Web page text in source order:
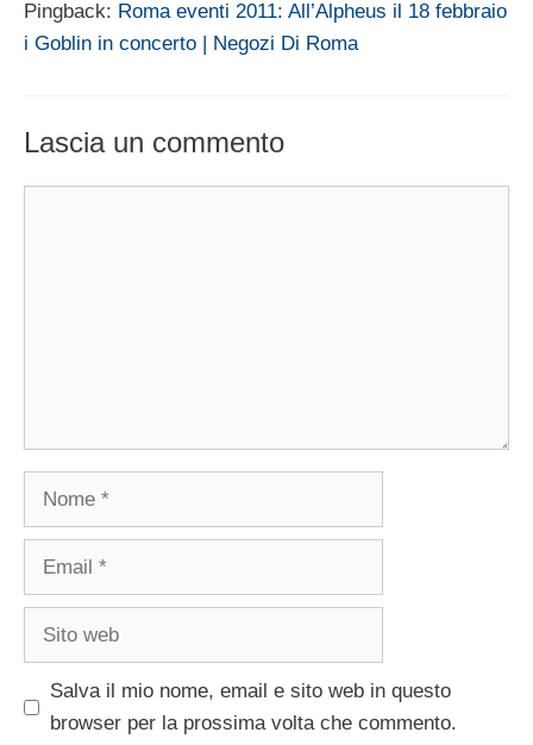
Pingback: Roma eventi 2011: All’Alpheus il 18 febbraio
i Goblin in concerto | Negozi Di Roma
Lascia un commento
Nome
Email
Sito
Salva il mio nome, email e sito web in questo
browser per la prossima volta che commento.